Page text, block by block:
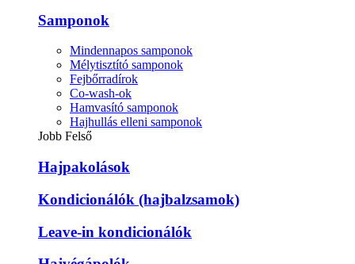
Samponok
Mindennapos samponok
Mélytisztító samponok
Fejbőrradírok
Co-wash-ok
Hamvasító samponok
Hajhullás elleni samponok
Jobb Felső
Hajpakolások
Kondicionálók (hajbalzsamok)
Leave-in kondicionálók